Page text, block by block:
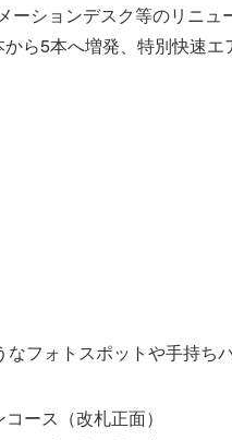
ションデスク等のリニュ
ら5本へ増発、特別快速エ
フォトスポットや手持ち
ース（改札正面）